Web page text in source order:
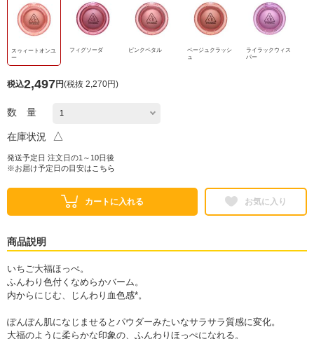
スゥィートオンユ
ー
フィグソーダ ピンクペタル
ベージュクラッシ
ュ
ライラックウィス
パー
税込2,497円(税抜 2,270円)
数 量
在庫状況 △
発送予定日 注文日の1～10日後
※お届け予定日の目安は こちら
カートに入れる お気に入り
商品説明
いちご大福ほっぺ。
ふんわり色付くなめらかバーム。
内からにじむ、じんわり血色感*。
ぽんぽん肌になじませるとパウダーみたいなサラサラ質感に変化。
大福のように柔らかな印象の、ふんわりほっぺになれる。